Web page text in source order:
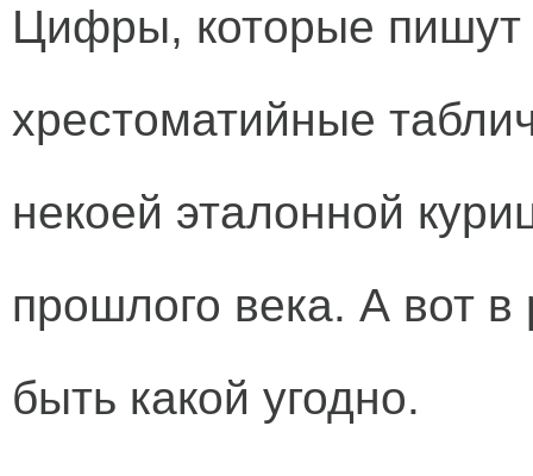
Цифры, которые пишут
хрестоматийные
некоей эталонной
прошлого века. А вот
быть какой угодно.